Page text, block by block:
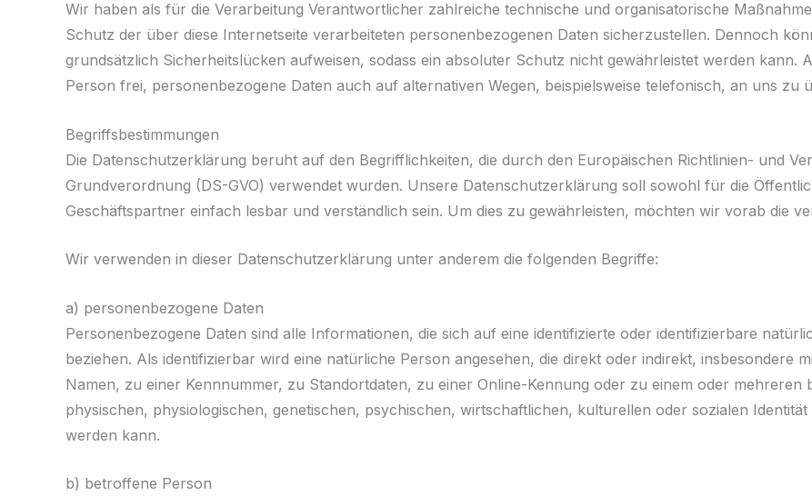
Wir haben als für die Verarbeitung Verantwortlicher zahlreiche technische und organisatorische
Schutz der über diese Internetseite verarbeiteten personenbezogenen Daten sicherzustellen. Dennoch
grundsätzlich Sicherheitslücken aufweisen, sodass ein absoluter Schutz nicht gewährleistet werden kann.
Person frei, personenbezogene Daten auch auf alternativen Wegen, beispielsweise telefonisch, an uns zu
Begriffsbestimmungen
Die Datenschutzerklärung beruht auf den Begrifflichkeiten, die durch den Europäischen Richtlinien- und
Grundverordnung (DS-GVO) verwendet wurden. Unsere Datenschutzerklärung soll sowohl für die
Geschäftspartner einfach lesbar und verständlich sein. Um dies zu gewährleisten, möchten wir vorab die
Wir verwenden in dieser Datenschutzerklärung unter anderem die folgenden Begriffe:
a) personenbezogene Daten
Personenbezogene Daten sind alle Informationen, die sich auf eine identifizierte oder identifizierbare
beziehen. Als identifizierbar wird eine natürliche Person angesehen, die direkt oder indirekt, insbesondere
Namen, zu einer Kennnummer, zu Standortdaten, zu einer Online-Kennung oder zu einem oder
physischen, physiologischen, genetischen, psychischen, wirtschaftlichen, kulturellen oder sozialen
werden kann.
b) betroffene Person